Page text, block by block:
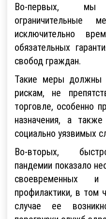
Во-первых,
ограничительные
исключительно
обязательных
свобод граждан.
Такие меры должны
рискам, не
торговле, особенно
назначения, а
социально уязвимых
Во-вторых,
пандемии показало
своевременных
профилактики, в том
случае ее